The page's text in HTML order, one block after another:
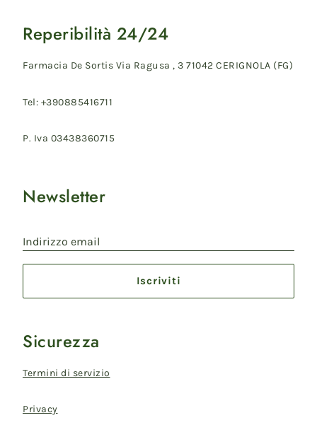
Reperibilità 24/24
Farmacia De Sortis Via Ragusa , 3 71042 CERIGNOLA (FG)
Tel: +390885416711
P. Iva 03438360715
Newsletter
Indirizzo email
Iscriviti
Sicurezza
Termini di servizio
Privacy